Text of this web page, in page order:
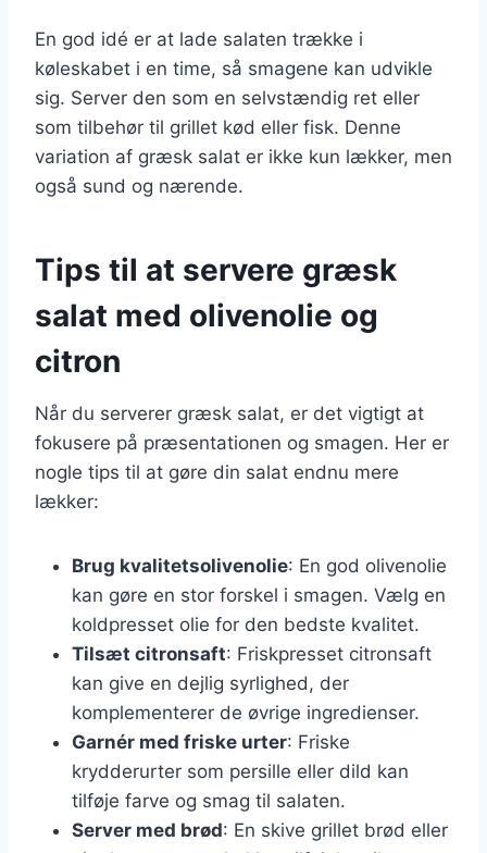
En god idé er at lade salaten trække i
køleskabet i en time, så smagene kan udvikle
sig. Server den som en selvstændig ret eller
som tilbehør til grillet kød eller fisk. Denne
variation af græsk salat er ikke kun lækker, men
også sund og nærende.
Tips til at servere græsk
salat med olivenolie og
citron
Når du serverer græsk salat, er det vigtigt at
fokusere på præsentationen og smagen. Her er
nogle tips til at gøre din salat endnu mere
lækker:
Brug kvalitetsolivenolie: En god olivenolie
kan gøre en stor forskel i smagen. Vælg en
koldpresset olie for den bedste kvalitet.
Tilsæt citronsaft: Friskpresset citronsaft
kan give en dejlig syrlighed, der
komplementerer de øvrige ingredienser.
Garnér med friske urter: Friske
krydderurter som persille eller dild kan
tilføje farve og smag til salaten.
Server med brød: En skive grillet brød eller